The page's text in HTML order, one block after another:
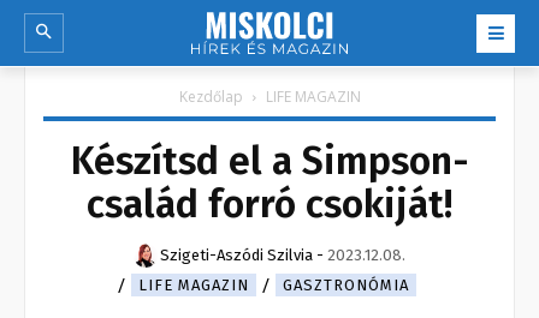
Kezdőlap LIFE MAGAZIN
Készítsd el a Simpson-
család forró csokiját!
Szigeti-Aszódi Szilvia - 2023.12.08.
LIFE MAGAZIN
GASZTRONÓMIA